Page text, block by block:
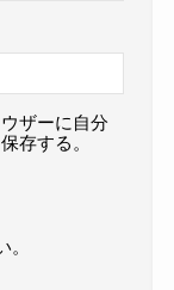
ザーに自分
存する。